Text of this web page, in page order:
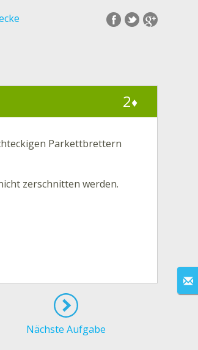
2♦
Parkettbrettern
zerschnitten werden.
Nächste Aufgabe